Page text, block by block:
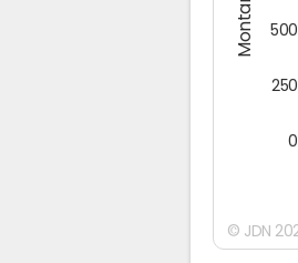
© JDN